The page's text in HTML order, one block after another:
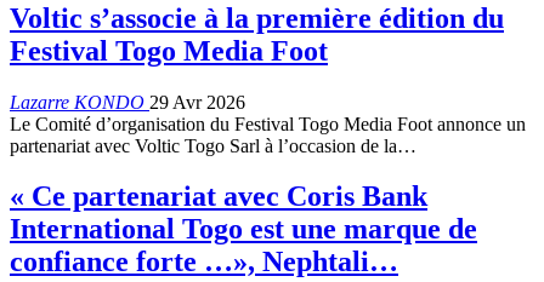
Voltic s’associe à la première édition du
Festival Togo Media Foot
Lazarre KONDO 29 Avr 2026
Le Comité d’organisation du Festival Togo Media Foot annonce un
partenariat avec Voltic Togo Sarl à l’occasion de la…
« Ce partenariat avec Coris Bank
International Togo est une marque de
confiance forte …», Nephtali…